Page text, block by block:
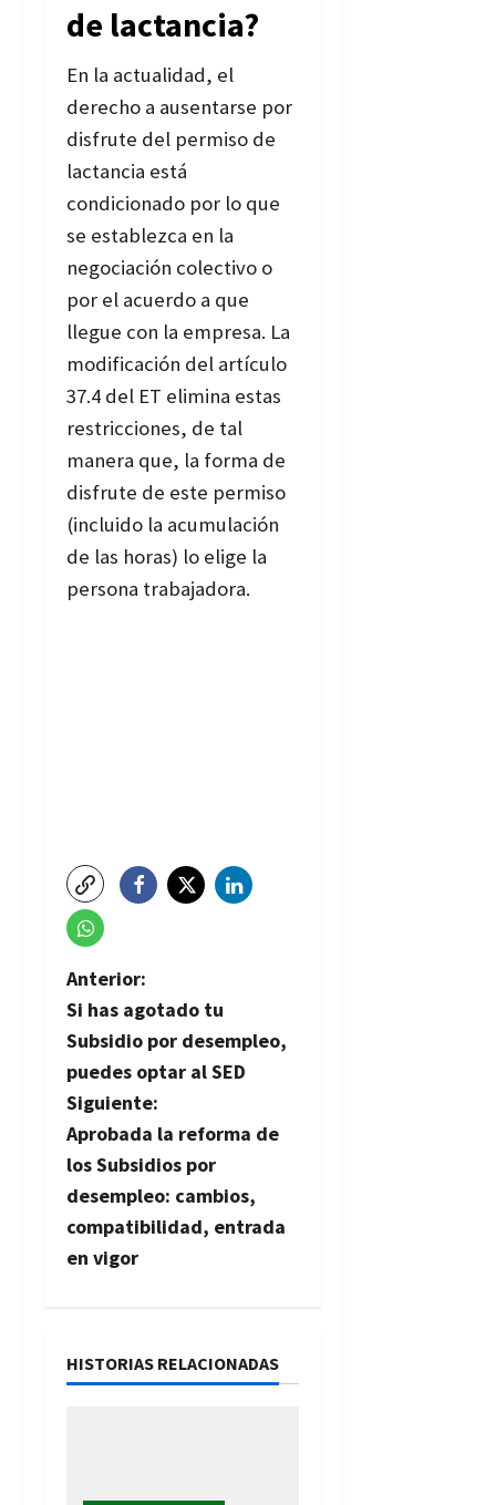
de lactancia?
En la actualidad, el
derecho a ausentarse por
disfrute del permiso de
lactancia está
condicionado por lo que
se establezca en la
negociación colectivo o
por el acuerdo a que
llegue con la empresa. La
modificación del artículo
37.4 del ET elimina estas
restricciones, de tal
manera que, la forma de
disfrute de este permiso
(incluido la acumulación
de las horas) lo elige la
persona trabajadora.
N
a
v
e
g
a
c
ó
Anterior:
Si has agotado tu
Subsidio por desempleo,
puedes optar al SED
Siguiente:
Aprobada la reforma de
los Subsidios por
desempleo: cambios,
compatibilidad, entrada
en vigor
HISTORIAS RELACIONADAS